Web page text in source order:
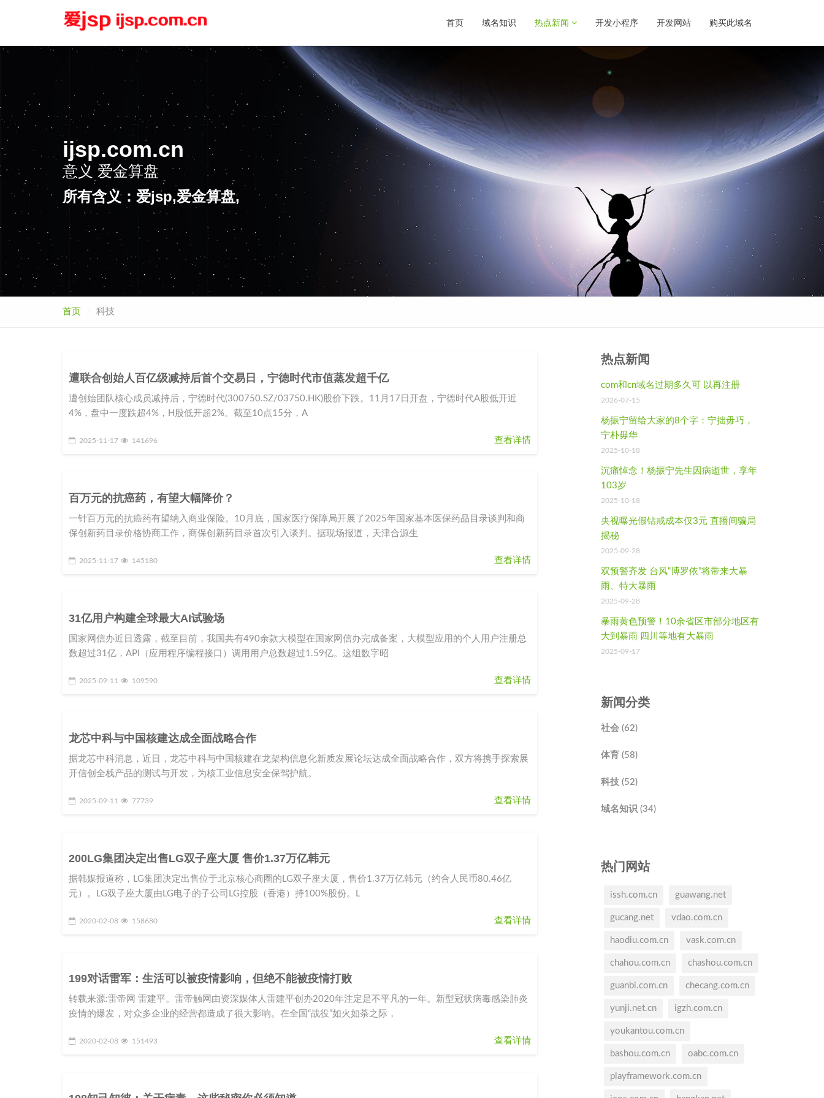
首页 域名知识 热点新闻 开发小程序 开发网站 购买此域名
ijsp.com.cn
意义 爱金算盘
所有含义：爱jsp,爱金算盘,
首页 科技
遭联合创始人百亿级减持后首个交易日，宁德时代市值蒸发超千亿
遭创始团队核心成员减持后，宁德时代(300750.SZ/03750.HK)股价下跌。11月17日开盘，宁德时代A股低开近
4%，盘中一度跌超4%，H股低开超2%。截至10点15分，A
2025-11-17 141696 查看详情
百万元的抗癌药，有望大幅降价？
一针百万元的抗癌药有望纳入商业保险。10月底，国家医疗保障局开展了2025年国家基本医保药品目录谈判和商
保创新药目录价格协商工作，商保创新药目录首次引入谈判。据现场报道，天津合源生
2025-11-17 145180 查看详情
31亿用户构建全球最大AI试验场
国家网信办近日透露，截至目前，我国共有490余款大模型在国家网信办完成备案，大模型应用的个人用户注册总
数超过31亿，API（应用程序编程接口）调用用户总数超过1.59亿。这组数字昭
2025-09-11 109590 查看详情
龙芯中科与中国核建达成全面战略合作
据龙芯中科消息，近日，龙芯中科与中国核建在龙架构信息化新质发展论坛达成全面战略合作，双方将携手探索展
开信创全栈产品的测试与开发，为核工业信息安全保驾护航。
2025-09-11 77739 查看详情
200LG集团决定出售LG双子座大厦 售价1.37万亿韩元
据韩媒报道称，LG集团决定出售位于北京核心商圈的LG双子座大厦，售价1.37万亿韩元（约合人民币80.46亿
元）。LG双子座大厦由LG电子的子公司LG控股（香港）持100%股份。L
2020-02-08 158680 查看详情
199对话雷军：生活可以被疫情影响，但绝不能被疫情打败
转载来源:雷帝网 雷建平。雷帝触网由资深媒体人雷建平创办2020年注定是不平凡的一年。新型冠状病毒感染肺炎
疫情的爆发，对众多企业的经营都造成了很大影响。在全国“战役”如火如荼之际，
2020-02-08 151493 查看详情
热点新闻
com和cn域名过期多久可 以再注册
2026-07-15
杨振宁留给大家的8个字：宁拙毋巧，
宁朴毋华
2025-10-18
沉痛悼念！杨振宁先生因病逝世，享年
103岁
2025-10-18
央视曝光假钻戒成本仅3元 直播间骗局
揭秘
2025-09-28
双预警齐发 台风“博罗依”将带来大暴
雨、特大暴雨
2025-09-28
暴雨黄色预警！10余省区市部分地区有
大到暴雨 四川等地有大暴雨
2025-09-17
新闻分类
社会 (62)
体育 (58)
科技 (52)
域名知识 (34)
热门网站
issh.com.cn guawang.net
gucang.net vdao.com.cn
haodiu.com.cn vask.com.cn
chahou.com.cn chashou.com.cn
guanbi.com.cn checang.com.cn
yunji.net.cn igzh.com.cn
youkantou.com.cn
bashou.com.cn oabc.com.cn
playframework.com.cn